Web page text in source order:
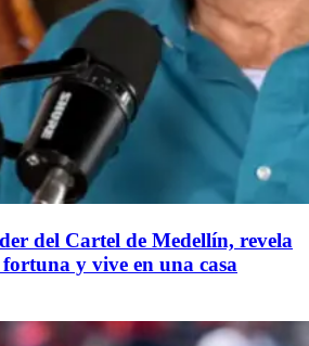
del Cartel de Medellín, revela
y vive en una casa